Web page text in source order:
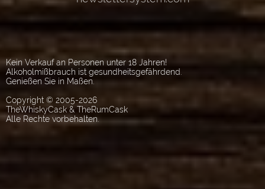
Kein Verkauf an Personen unter 18 Jahren!
Alkoholmißbrauch ist gesundheitsgefährdend.
Genießen Sie in Maßen.
Copyright © 2005-2026
TheWhiskyCask & TheRumCask
Alle Rechte vorbehalten.